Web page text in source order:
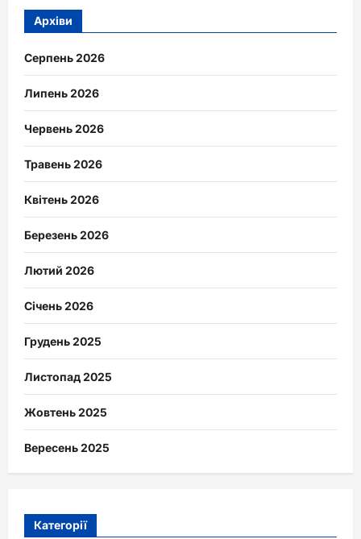
Архіви
Серпень 2026
Липень 2026
Червень 2026
Травень 2026
Квітень 2026
Березень 2026
Лютий 2026
Січень 2026
Грудень 2025
Листопад 2025
Жовтень 2025
Вересень 2025
Категорії